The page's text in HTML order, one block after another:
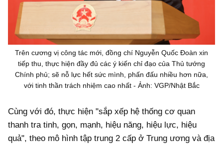
Trên cương vị công tác mới, đồng chí Nguyễn Quốc Đoàn xin
tiếp thu, thực hiện đầy đủ các ý kiến chỉ đạo của Thủ tướng
Chính phủ; sẽ nỗ lực hết sức mình, phấn đấu nhiều hơn nữa,
với tinh thần trách nhiệm cao nhất - Ảnh: VGP/Nhật Bắc
Cùng với đó, thực hiện "sắp xếp hệ thống cơ quan
thanh tra tinh, gọn, mạnh, hiệu năng, hiệu lực, hiệu
quả", theo mô hình tập trung 2 cấp ở Trung ương và địa